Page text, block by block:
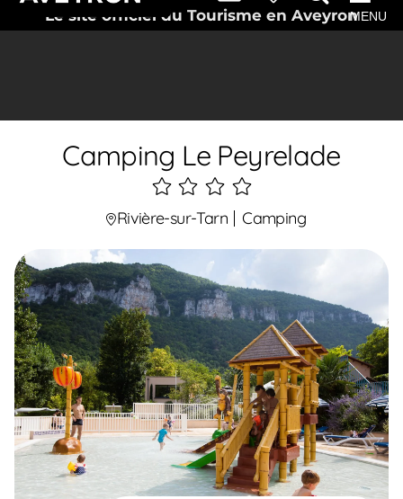
Le site officiel du Tourisme en AveyronMENU
Camping Le Peyrelade
4
étoiles
Rivière-sur-Tarn Camping